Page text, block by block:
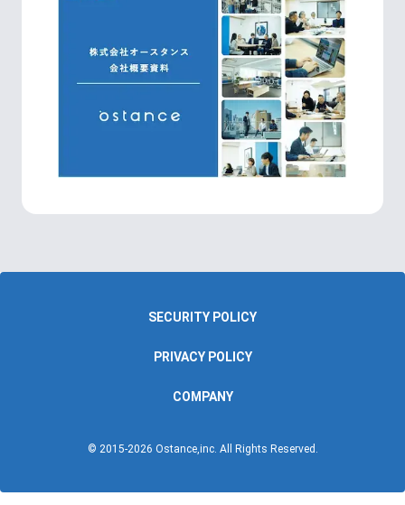
SECURITY POLICY
PRIVACY POLICY
COMPANY
© 2015-2026 Ostance,inc. All Rights Reserved.